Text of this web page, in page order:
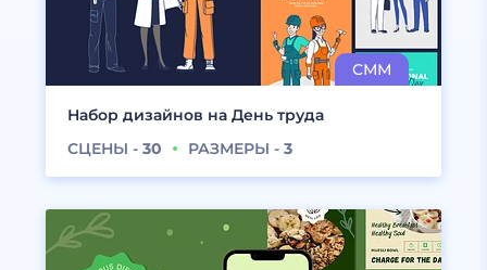
Набор дизайнов на День труда
СЦЕНЫ - 30 РАЗМЕРЫ - 3